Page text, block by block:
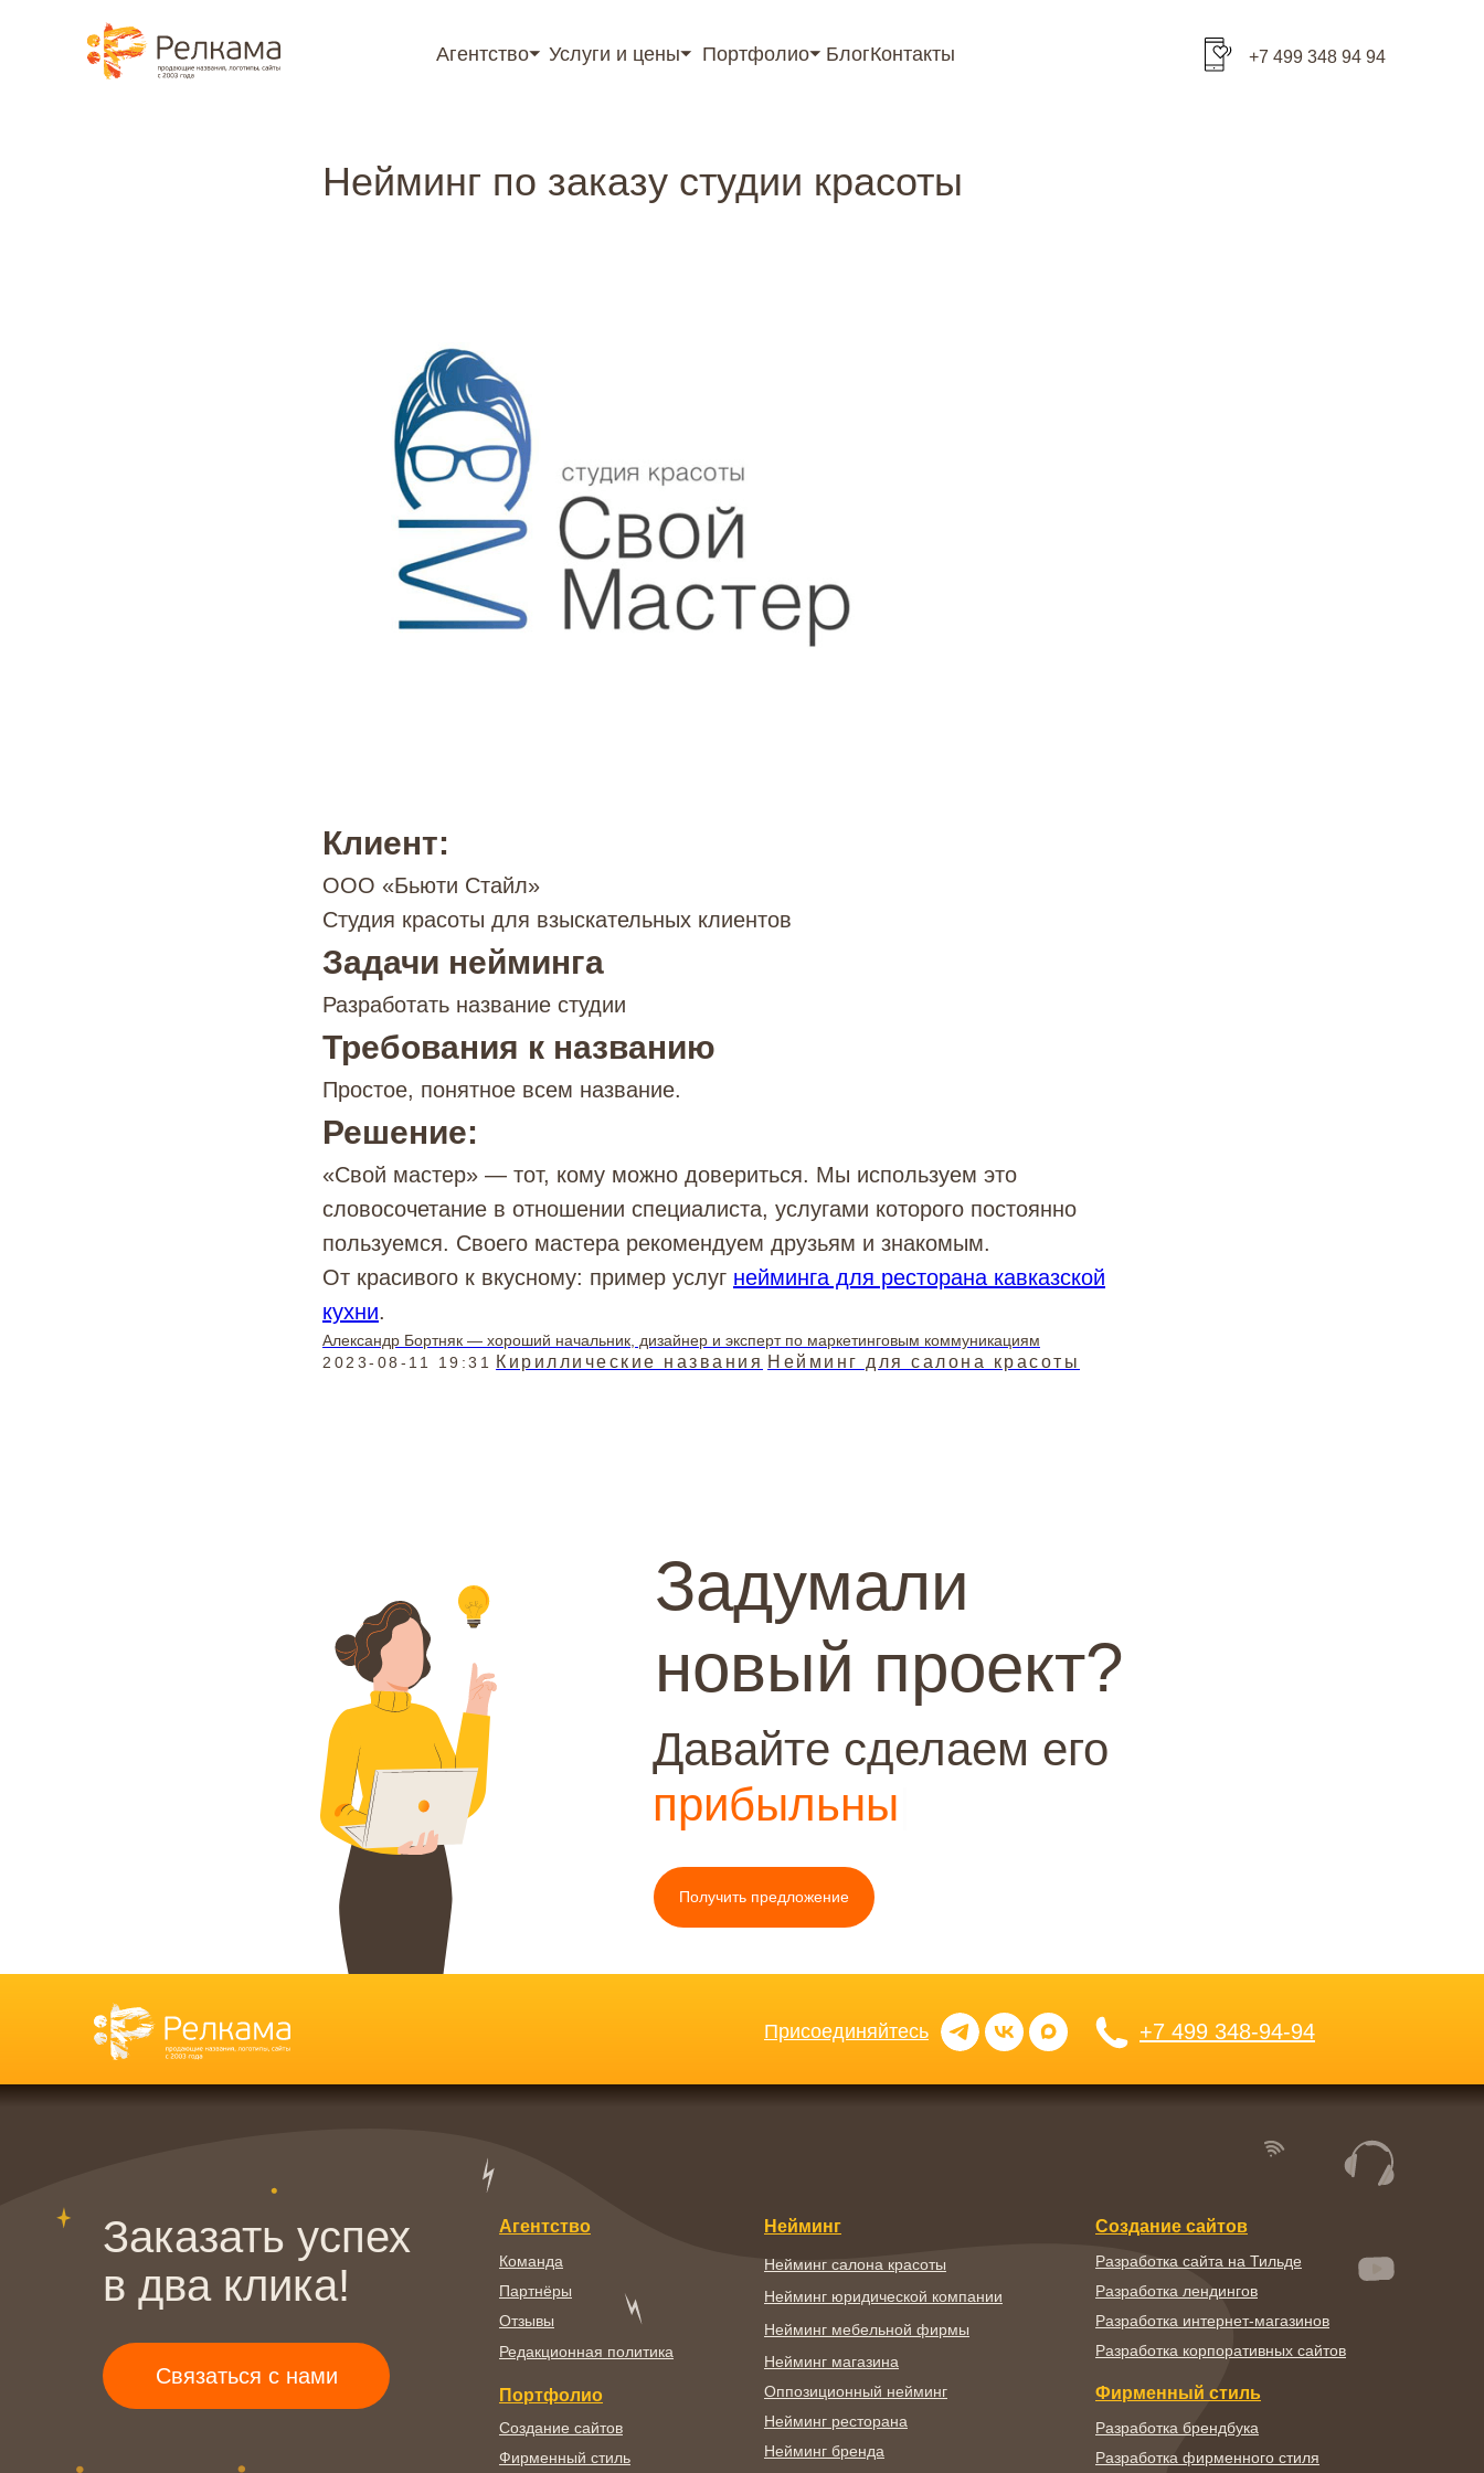
Агентство⏷ Услуги и цены⏷ Портфолио⏷ БлогКонтакты +7 499 348 94 94
⮌ Назад
@media (max-width: 1199px) { #rec1098706601 { position: sticky !important; top: 0; z-index: 9999; } }
Нейминг по заказу студии красоты
Клиент:
ООО «Бьюти Стайл»
Студия красоты для взыскательных клиентов
Задачи нейминга
Разработать название студии
Требования к названию
Простое, понятное всем название.
Решение:
«Свой мастер» — тот, кому можно довериться. Мы используем это
словосочетание в отношении специалиста, услугами которого постоянно
пользуемся. Своего мастера рекомендуем друзьям и знакомым.
От красивого к вкусному: пример услуг нейминга для ресторана кавказской
кухни.
Александр Бортняк — хороший начальник, дизайнер и эксперт по маркетинговым коммуникациям
2023-08-11 19:31
Кириллические названия Нейминг для салона красоты
Задумали
новый проект?
Давайте сделаем его
к|
Получить предложение
+7 499 348-94-94
Присоединяйтесь
Заказать успех
в два клика!
Связаться с нами
Портфолио
Фирменный стиль
Создание сайтов
Фирменный стиль
Создание сайтов
Нейминг бренда
Нейминг ресторана
Оппозиционный нейминг
Нейминг магазина
Нейминг мебельной фирмы
Нейминг юридической компании
Разработка корпоративных сайтов
Разработка интернет-магазинов
Разработка лендингов
Разработка фирменного стиля
Разработка брендбука
Разработка сайта на Тильде
Нейминг салона красоты
Нейминг
Редакционная политика
Отзывы
Команда
Партнёры
Агентство